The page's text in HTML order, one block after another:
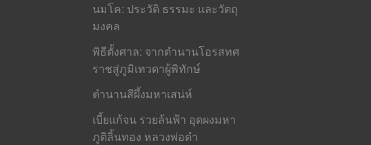
นมโค: ประวัติ ธรรมะ และวัตถุ
มงคล
พิธีตั้งศาล: จากตำนานโอรสทศ
ราชสู่ภูมิเทวดาผู้พิทักษ์
ตำนานสีผึ้งมหาเสน่ห์
เบี้ยแก้จน รวยล้นฟ้า อุดผงมหา
ภูติลิ้นทอง หลวงพ่อดำ